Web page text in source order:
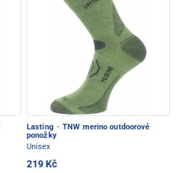
Lasting · TNW merino outdoorové
ponožky
Unisex
219 Kč